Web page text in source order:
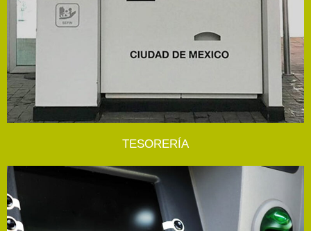
TESORERÍA